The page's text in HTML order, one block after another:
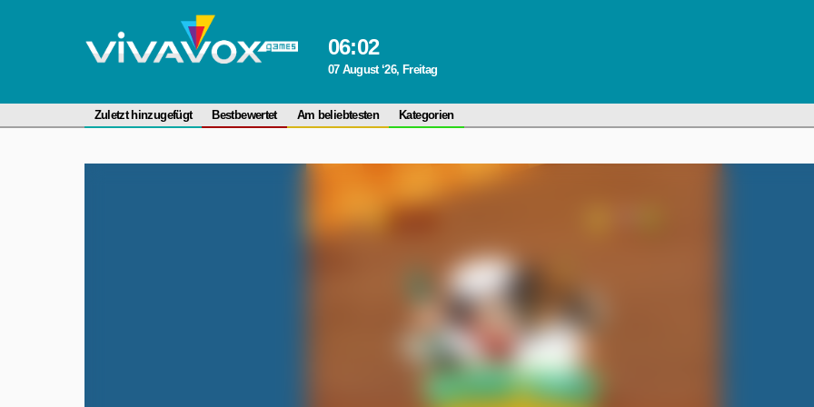
06:02
07 August ‘26, Freitag
Zuletzt hinzugefügt Bestbewertet Am beliebtesten Kategorien